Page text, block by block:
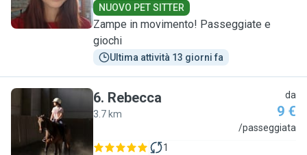
NUOVO PET SITTER
Zampe in movimento! Passeggiate e
giochi
Ultima attività 13 giorni fa
R
6. Rebecca
3.7 km
da
9 €
/passeggiata
1